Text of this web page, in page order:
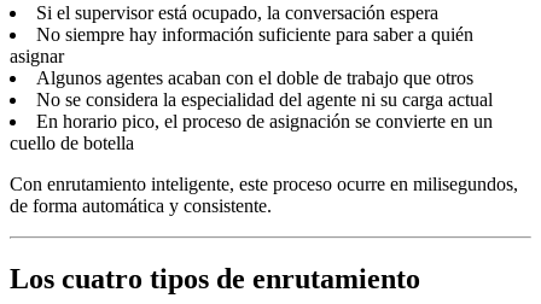
Si el supervisor está ocupado, la conversación espera
No siempre hay información suficiente para saber a quién
asignar
Algunos agentes acaban con el doble de trabajo que otros
No se considera la especialidad del agente ni su carga actual
En horario pico, el proceso de asignación se convierte en un
cuello de botella
Con enrutamiento inteligente, este proceso ocurre en milisegundos,
de forma automática y consistente.
Los cuatro tipos de enrutamiento